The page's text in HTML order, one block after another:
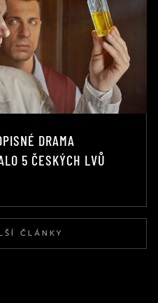
DRAMA
5 ČESKÝCH LVŮ
ČLÁNKY